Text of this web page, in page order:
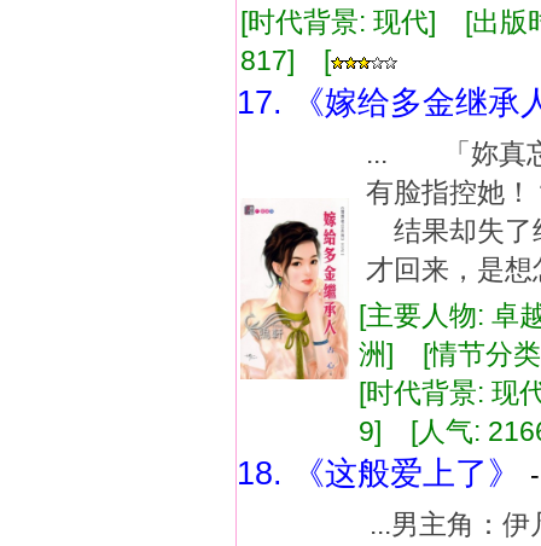
[时代背景: 现代] [出
817] [
17. 《嫁给多金继承
... 「妳真
有脸指控她
结果却失
才回来，是
[主要人物: 卓
洲] [情节分
[时代背景: 现
9] [人气:
18. 《这般爱上了》
...男主角：